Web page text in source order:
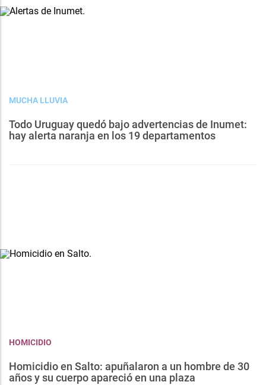
MUCHA LLUVIA
Todo Uruguay quedó bajo advertencias de Inumet:
hay alerta naranja en los 19 departamentos
HOMICIDIO
Homicidio en Salto: apuñalaron a un hombre de 30
años y su cuerpo apareció en una plaza